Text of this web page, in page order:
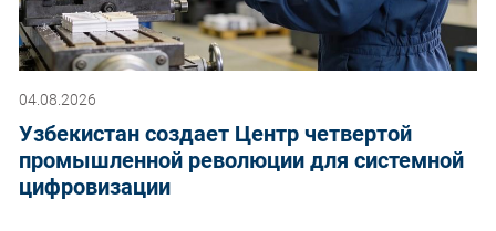
04.08.2026
Узбекистан создает Центр четвертой
промышленной революции для системной
цифровизации